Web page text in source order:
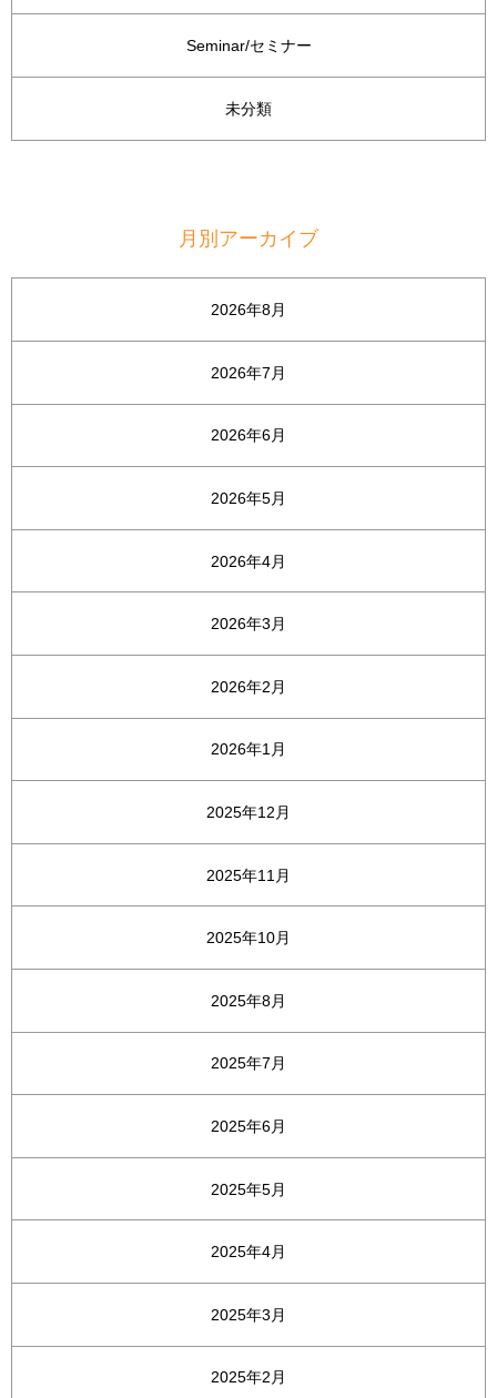
Seminar/セミナー
未分類
月別アーカイブ
2026年8月
2026年7月
2026年6月
2026年5月
2026年4月
2026年3月
2026年2月
2026年1月
2025年12月
2025年11月
2025年10月
2025年8月
2025年7月
2025年6月
2025年5月
2025年4月
2025年3月
2025年2月